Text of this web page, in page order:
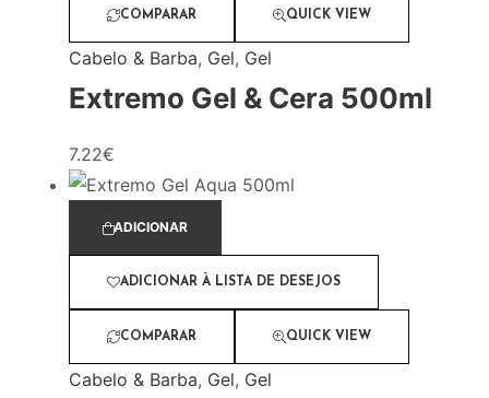
COMPARAR QUICK VIEW
Cabelo & Barba, Gel, Gel
Extremo Gel & Cera 500ml
7.22€
ADICIONAR
ADICIONAR À LISTA DE DESEJOS
COMPARAR QUICK VIEW
Cabelo & Barba, Gel, Gel